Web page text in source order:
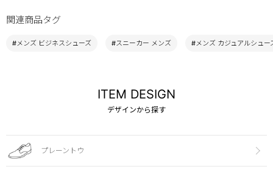
関連商品タグ
#メンズ ビジネスシューズ #スニーカー メンズ #メンズ カジュアルシュー
ITEM DESIGN
デザインから探す
プレーントウ